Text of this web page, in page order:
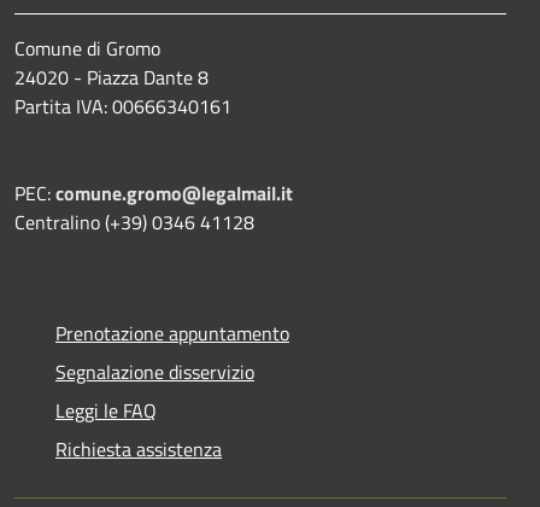
Comune di Gromo
24020 - Piazza Dante 8
Partita IVA: 00666340161
PEC:comune.gromo@legalmail.it
Centralino (+39) 0346 41128
Prenotazione appuntamento
Segnalazione disservizio
Leggi le FAQ
Richiesta assistenza